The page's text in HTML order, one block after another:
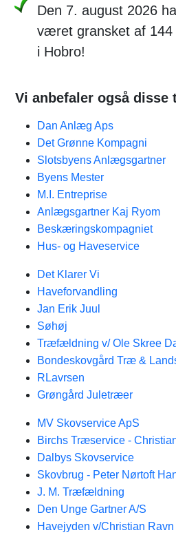
Den 7. august 2026
været gransket af
i Hobro!
Vi anbefaler også
Dan Anlæg Aps
Det Grønne Kompagni
Slotsbyens Anlægsgartner
Byens Mester
M.I. Entreprise
Anlægsgartner Kaj Ryom
Beskæringskompagniet
Hus- og Haveservice
Det Klarer Vi
Haveforvandling
Jan Erik Juul
Søhøj
Træfældning v/ Ole Skree
Bondeskovgård Træ &
RLavrsen
Grøngård Juletræer
MV Skovservice ApS
Birchs Træservice -
Dalbys Skovservice
Skovbrug - Peter Nørtoft
J. M. Træfældning
Den Unge Gartner A/S
Havejyden v/Christian Ravn